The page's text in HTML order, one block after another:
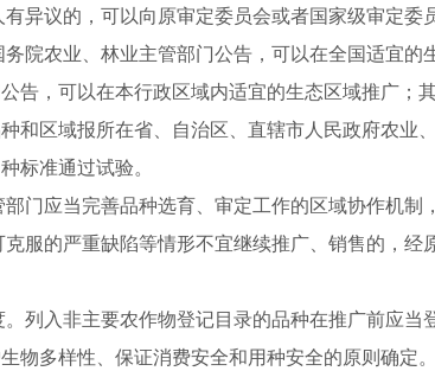
异议的，可以向原审定委员会或者国家级审定委
院农业、林业主管部门公告，可以在全国适宜的
告，可以在本行政区域内适宜的生态区域推广；
和区域报所在省、自治区、直辖市人民政府农业
标准通过试验。
门应当完善品种选育、审定工作的区域协作机制
服的严重缺陷等情形不宜继续推广、销售的，
列入非主要农作物登记目录的品种在推广前应当
物多样性、保证消费安全和用种安全的原则确定